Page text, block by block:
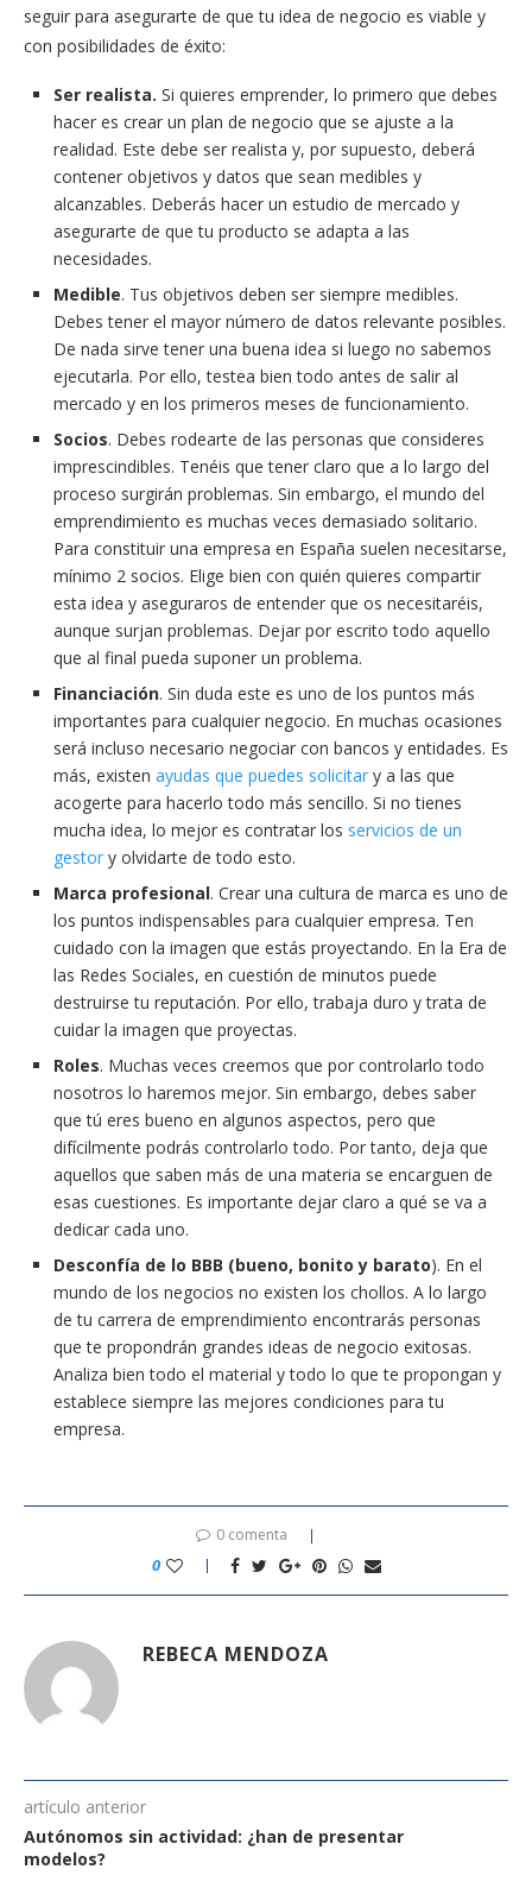
seguir para asegurarte de que tu idea de negocio es viable y
con posibilidades de éxito:
Ser realista. Si quieres emprender, lo primero que debes
hacer es crear un plan de negocio que se ajuste a la
realidad. Este debe ser realista y, por supuesto, deberá
contener objetivos y datos que sean medibles y
alcanzables. Deberás hacer un estudio de mercado y
asegurarte de que tu producto se adapta a las
necesidades.
Medible. Tus objetivos deben ser siempre medibles.
Debes tener el mayor número de datos relevante posibles.
De nada sirve tener una buena idea si luego no sabemos
ejecutarla. Por ello, testea bien todo antes de salir al
mercado y en los primeros meses de funcionamiento.
Socios. Debes rodearte de las personas que consideres
imprescindibles. Tenéis que tener claro que a lo largo del
proceso surgirán problemas. Sin embargo, el mundo del
emprendimiento es muchas veces demasiado solitario.
Para constituir una empresa en España suelen necesitarse,
mínimo 2 socios. Elige bien con quién quieres compartir
esta idea y aseguraros de entender que os necesitaréis,
aunque surjan problemas. Dejar por escrito todo aquello
que al final pueda suponer un problema.
Financiación. Sin duda este es uno de los puntos más
importantes para cualquier negocio. En muchas ocasiones
será incluso necesario negociar con bancos y entidades. Es
más, existen ayudas que puedes solicitar y a las que
acogerte para hacerlo todo más sencillo. Si no tienes
mucha idea, lo mejor es contratar los servicios de un
gestor y olvidarte de todo esto.
Marca profesional. Crear una cultura de marca es uno de
los puntos indispensables para cualquier empresa. Ten
cuidado con la imagen que estás proyectando. En la Era de
las Redes Sociales, en cuestión de minutos puede
destruirse tu reputación. Por ello, trabaja duro y trata de
cuidar la imagen que proyectas.
Roles. Muchas veces creemos que por controlarlo todo
nosotros lo haremos mejor. Sin embargo, debes saber
que tú eres bueno en algunos aspectos, pero que
difícilmente podrás controlarlo todo. Por tanto, deja que
aquellos que saben más de una materia se encarguen de
esas cuestiones. Es importante dejar claro a qué se va a
dedicar cada uno.
Desconfía de lo BBB (bueno, bonito y barato). En el
mundo de los negocios no existen los chollos. A lo largo
de tu carrera de emprendimiento encontrarás personas
que te propondrán grandes ideas de negocio exitosas.
Analiza bien todo el material y todo lo que te propongan y
establece siempre las mejores condiciones para tu
empresa.
0 comenta
0
REBECA MENDOZA
artículo anterior
Autónomos sin actividad: ¿han de presentar
modelos?